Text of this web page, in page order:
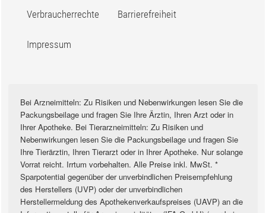
Verbraucherrechte Barrierefreiheit
Impressum
Bei Arzneimitteln: Zu Risiken und Nebenwirkungen lesen Sie die
Packungsbeilage und fragen Sie Ihre Ärztin, Ihren Arzt oder in
Ihrer Apotheke. Bei Tierarzneimitteln: Zu Risiken und
Nebenwirkungen lesen Sie die Packungsbeilage und fragen Sie
Ihre Tierärztin, Ihren Tierarzt oder in Ihrer Apotheke. Nur solange
Vorrat reicht. Irrtum vorbehalten. Alle Preise inkl. MwSt. *
Sparpotential gegenüber der unverbindlichen Preisempfehlung
des Herstellers (UVP) oder der unverbindlichen
Herstellermeldung des Apothekenverkaufspreises (UAVP) an die